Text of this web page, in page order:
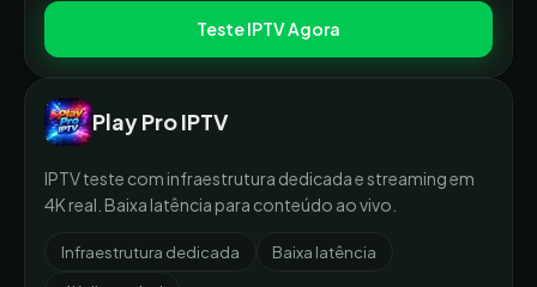
Teste IPTV Agora
Play Pro IPTV
IPTV teste com infraestrutura dedicada e streaming em
4K real. Baixa latência para conteúdo ao vivo.
Infraestrutura dedicada Baixa latência